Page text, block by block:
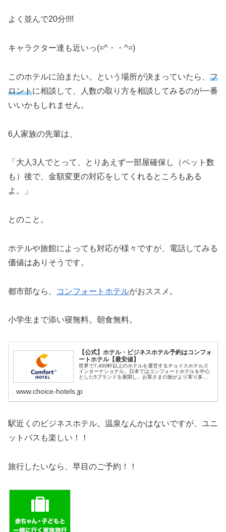
よく並んで20分!!!!
キャラクター達も近いっ(=^・・^=)
このホテルに泊またい。という場所が決まっていたら、 フ
ロントに相談して、人数の取り方を相談してみるのが一番
いいかもしれません。
6人家族の先輩は、
「大人3人でとって、とりあえず一部屋確保し（ベット数
も）後で、金額変更の対応をしてくれるところもある
よ。」
とのこと。
ホテルや旅館によっても対応が様々ですが、電話してみる
価値はありそうです。
都市部なら、 コンフォートホテルがおススメ。
小学生まで添い寝無料。朝食無料。
【公式】ホテル・ビジネスホテル予約はコンフォ
ートホテル【最安値】
世界で7,400軒以上のホテルを運営するチョイスホテルズ
インターナショナル。日本ではコンフォートホテルを中心
とした5ブランドを展開し、お客さまの旅がより実り多い
www.choice-hotels.jp
駅近くのビジネスホテル。温泉なんかはないですが、ユニ
ットバスも楽しい！！
旅行したいなら、早目のご予約！！